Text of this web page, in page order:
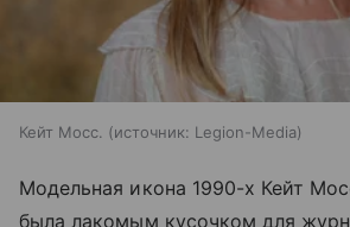
Кейт Мосс. источник: Legion-Media
Модельная икона 1990-х Кейт
была лакомым кусочком для